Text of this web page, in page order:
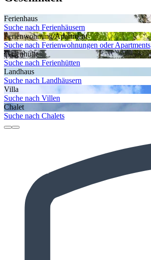
Ferienhaus
Suche nach Ferienhäusern
Ferienwohnung/Apartment
Suche nach Ferienwohnungen oder Apartments
Ferienhütte
Suche nach Ferienhütten
Landhaus
Suche nach Landhäusern
Villa
Suche nach Villen
Chalet
Suche nach Chalets